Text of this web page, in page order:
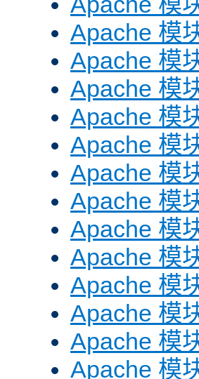
Apache 模
Apache 模
Apache 模
Apache 模
Apache 模
Apache 模
Apache 模
Apache 模
Apache 模
Apache 模
Apache 模
Apache 模
Apache 模